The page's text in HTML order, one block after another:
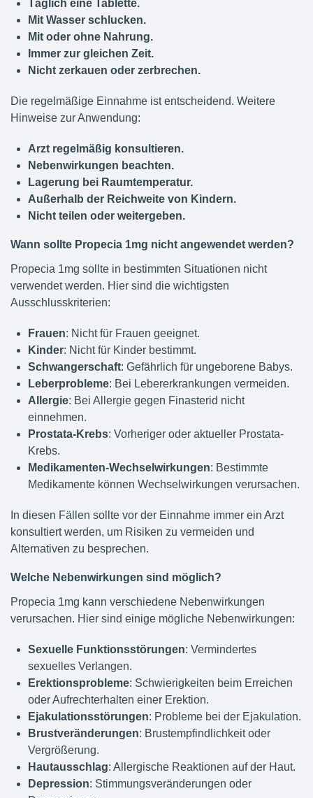
Täglich eine Tablette.
Mit Wasser schlucken.
Mit oder ohne Nahrung.
Immer zur gleichen Zeit.
Nicht zerkauen oder zerbrechen.
Die regelmäßige Einnahme ist entscheidend. Weitere
Hinweise zur Anwendung:
Arzt regelmäßig konsultieren.
Nebenwirkungen beachten.
Lagerung bei Raumtemperatur.
Außerhalb der Reichweite von Kindern.
Nicht teilen oder weitergeben.
Wann sollte Propecia 1mg nicht angewendet werden?
Propecia 1mg sollte in bestimmten Situationen nicht
verwendet werden. Hier sind die wichtigsten
Ausschlusskriterien:
Frauen: Nicht für Frauen geeignet.
Kinder: Nicht für Kinder bestimmt.
Schwangerschaft: Gefährlich für ungeborene Babys.
Leberprobleme: Bei Lebererkrankungen vermeiden.
Allergie: Bei Allergie gegen Finasterid nicht
einnehmen.
Prostata-Krebs: Vorheriger oder aktueller Prostata-
Krebs.
Medikamenten-Wechselwirkungen: Bestimmte
Medikamente können Wechselwirkungen verursachen.
In diesen Fällen sollte vor der Einnahme immer ein Arzt
konsultiert werden, um Risiken zu vermeiden und
Alternativen zu besprechen.
Welche Nebenwirkungen sind möglich?
Propecia 1mg kann verschiedene Nebenwirkungen
verursachen. Hier sind einige mögliche Nebenwirkungen:
Sexuelle Funktionsstörungen: Vermindertes
sexuelles Verlangen.
Erektionsprobleme: Schwierigkeiten beim Erreichen
oder Aufrechterhalten einer Erektion.
Ejakulationsstörungen: Probleme bei der Ejakulation.
Brustveränderungen: Brustempfindlichkeit oder
Vergrößerung.
Hautausschlag: Allergische Reaktionen auf der Haut.
Depression: Stimmungsveränderungen oder